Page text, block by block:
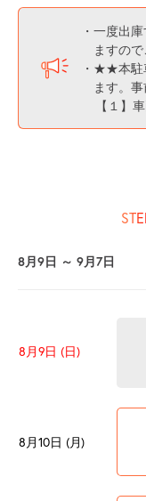
・一度出
ますの
・★★本駐
ます。
【１】車
8月9日 ～ 9月7日
8月9日 (日)
8月10日 (月)